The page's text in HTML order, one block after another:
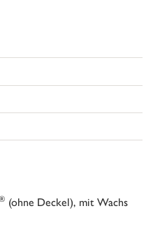
(ohne Deckel), mit Wachs